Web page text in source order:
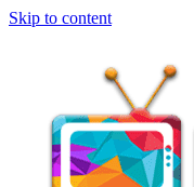
Skip to content